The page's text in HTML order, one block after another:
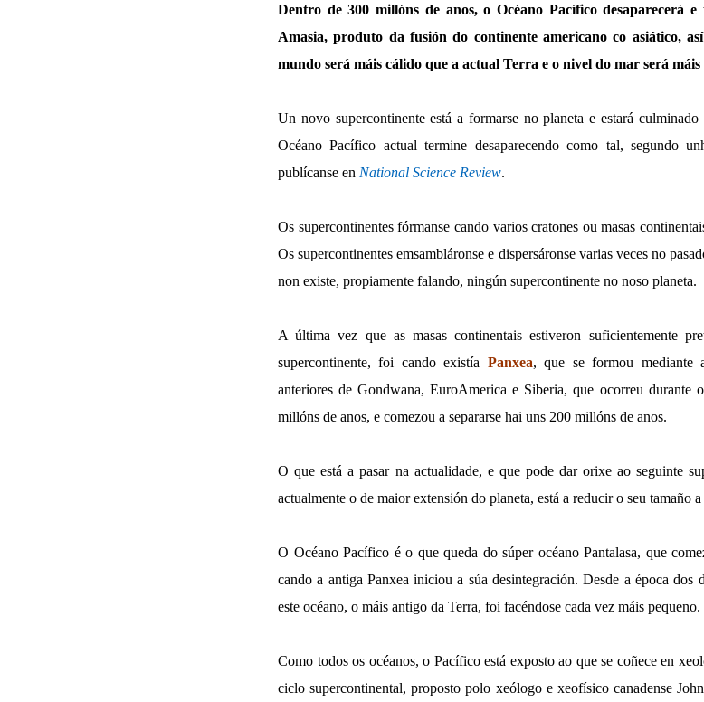
Dentro de 300 millóns de anos, o Océano Pacífico desaparecerá
Amasia, produto da fusión do continente americano co asiático,
mundo será máis cálido que a actual Terra e o nivel do mar será
Un novo supercontinente está a formarse no planeta e estará
Océano Pacífico actual termine desaparecendo como tal, segundo
publícanse en National Science Review.
Os supercontinentes fórmanse cando varios cratones ou masas
Os supercontinentes emsambláronse e dispersáronse varias veces no
non existe, propiamente falando, ningún supercontinente no noso planeta.
A última vez que as masas continentais estiveron suficientemente
supercontinente, foi cando existía Panxea, que se formou mediante
anteriores de Gondwana, EuroAmerica e Siberia, que ocorreu durante
millóns de anos, e comezou a separarse hai uns 200 millóns de anos.
O que está a pasar na actualidade, e que pode dar orixe ao seguinte
actualmente o de maior extensión do planeta, está a reducir o seu tamaño
O Océano Pacífico é o que queda do súper océano Pantalasa, que
cando a antiga Panxea iniciou a súa desintegración. Desde a época dos
este océano, o máis antigo da Terra, foi facéndose cada vez máis pequeno.
Como todos os océanos, o Pacífico está exposto ao que se coñece en
ciclo supercontinental, proposto polo xeólogo e xeofísico canadense